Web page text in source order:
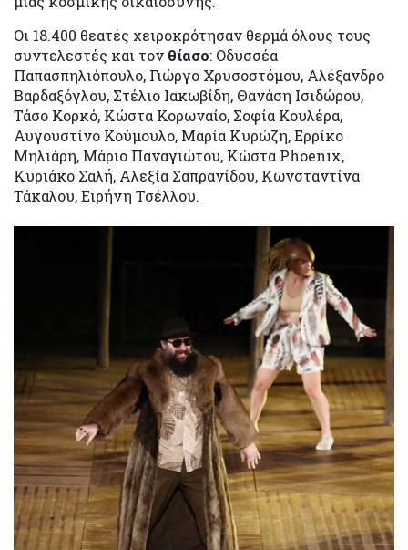
Οι 18.400 θεατές χειροκρότησαν θερμά όλους τους
συντελεστές και τον θίασο: Οδυσσέα
Παπασπηλιόπουλο, Γιώργο Χρυσοστόμου, Αλέξανδρο
Βαρδαξόγλου, Στέλιο Ιακωβίδη, Θανάση Ισιδώρου,
Τάσο Κορκό, Κώστα Κορωναίο, Σοφία Κουλέρα,
Αυγουστίνο Κούμουλο, Μαρία Κυρώζη, Ερρίκο
Μηλιάρη, Μάριο Παναγιώτου, Κώστα Phoenix,
Κυριάκο Σαλή, Αλεξία Σαπρανίδου, Κωνσταντίνα
Τάκαλου, Ειρήνη Τσέλλου.